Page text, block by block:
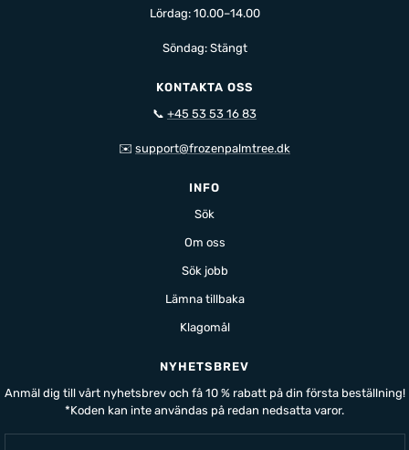
Lördag: 10.00–14.00
Söndag: Stängt
KONTAKTA OSS
📞 +45 53 53 16 83
✉️ support@frozenpalmtree.dk
INFO
Sök
Om oss
Sök jobb
Lämna tillbaka
Klagomål
NYHETSBREV
Anmäl dig till vårt nyhetsbrev och få 10 % rabatt på din första beställning!
*Koden kan inte användas på redan nedsatta varor.